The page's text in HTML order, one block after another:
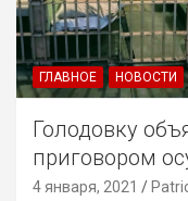
ГЛАВНОЕ НОВОСТИ
Голодовку
приговором
4 января, 2021